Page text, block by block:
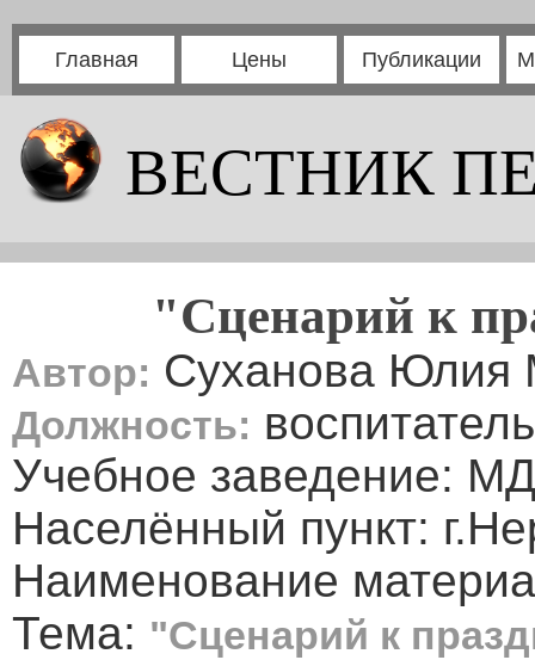
Главная Цены Публикации
ВЕСТНИК
"Сценарий к
Автор: Суханова Юлия
Должность: воспитатель
Учебное заведение:
Населённый пункт:
Наименование
Тема: "Сценарий к